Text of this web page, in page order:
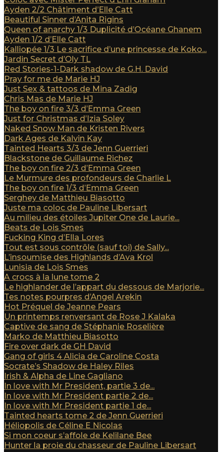
Ayden 2/2 Châtiment d’Elle Catt
Beautiful Sinner d’Anita Rigins
Queen of anarchy 1/3 Duplicité d’Océane Ghanem
Ayden 1/2 d’Elle Catt
Kalliopée 1/3 Le sacrifice d’une princesse de Koko...
Jardin Secret d’Oly TL
Red Stories-1-Dark shadow de G.H. David
Pray for me de Marie HJ
Just Sex & tattoos de Mina Zadig
Chris Mas de Marie HJ
The boy on fire 3/3 d’Emma Green
Just for Christmas d’Izia Soley
Naked Snow Man de Kristen Rivers
Dark Ages de Kalvin Kay
Tainted Hearts 3/3 de Jenn Guerrieri
Blackstone de Guillaume Richez
The boy on fire 2/3 d’Emma Green
Le Murmure des profondeurs de Charlie L
The boy on fire 1/3 d’Emma Green
Serghey de Matthieu Biasotto
Juste ma coloc de Pauline Libersart
Au milieu des étoiles Jupiter One de Laurie...
Beats de Lois Smes
Fucking King d’Ella Lores
Tout est sous contrôle (sauf toi) de Sally...
L’insoumise des Highlands d’Ava Krol
Lunisia de Lois Smes
A crocs à la lune tome 2
Le highlander de l’appart du dessous de Marjorie...
Tes notes pourpres d’Angel Arekin
Hot Préquel de Jeanne Pears
Un printemps renversant de Rose J Kalaka
Captive de sang de Stéphanie Roselière
Marko de Matthieu Biasotto
Fire over dark de GH David
Gang of girls 4 Alicia de Caroline Costa
Socrate’s Shadow de Haley Riles
Irish & Alpha de Line Gagliano
In love with Mr President, partie 3 de...
In love with Mr President partie 2 de...
In love with Mr President partie 1 de...
Tainted hearts tome 2 de Jenn Guerrieri
Héliopolis de Céline E Nicolas
Si mon coeur s’affole de Kelilane Bee
Hunter la proie du chasseur de Pauline Libersart